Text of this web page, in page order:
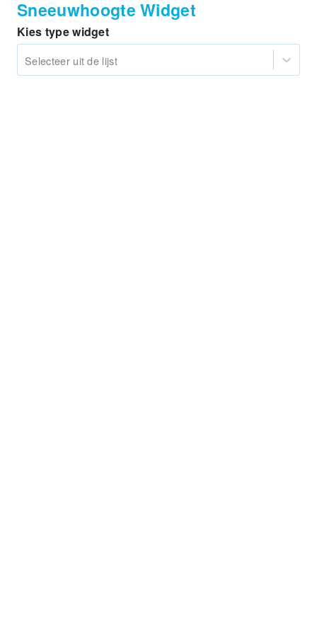
Sneeuwhoogte Widget
Kies type widget
Selecteer uit de lijst